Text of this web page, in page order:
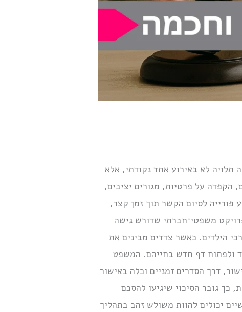
תלויה לא באירוע אחד נקודתי, אלא
הקפדה על פרטיות, מגורים יציבים,
פורייה לסיום הקשר תוך זמן קצר,
משפטי־חברתי שדורש גישה
הילדים. כאשר צדדים מבינים את
ולפתוח דף חדש בחייהם. המשפט
דרך הסדרים זמניים וכלה באישור
גובר הסיכוי שיגיעו להסכם
יכולים להוות משולש זהב בתהליך